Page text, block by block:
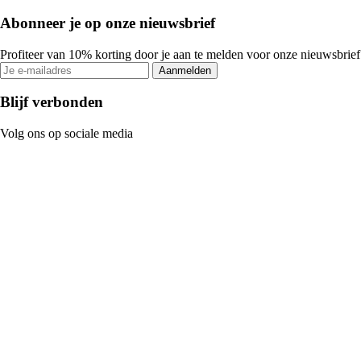
Abonneer je op onze nieuwsbrief
Profiteer van 10% korting door je aan te melden voor onze nieuwsbrief
Aanmelden
Blijf verbonden
Volg ons op sociale media